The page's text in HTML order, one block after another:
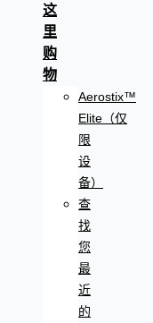
这
里
购
物
Aerostix™
Elite（仅
限
设
备）
查
找
您
最
近
的